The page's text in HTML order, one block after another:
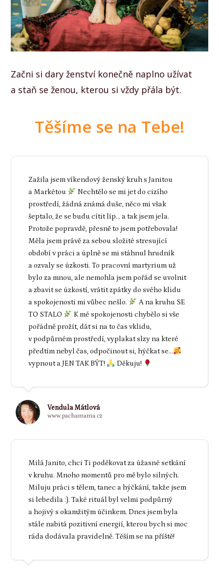
Začni si dary ženství konečně naplno užívat
a staň se ženou, kterou si vždy přála být.
Těšíme se na Tebe!
Zažila jsem víkendový ženský kruh s Janitou
a Markétou
Nechtělo se mi jet do cizího
prostředí, žádná známá duše, něco mi však
šeptalo, že se budu cítit líp... a tak jsem jela.
Protože popravdě, přesně to jsem potřebovala!
Měla jsem právě za sebou složité stresující
období v práci a úplně se mi stáhnul hrudník
a ozvaly se úzkosti. To pracovní martyrium už
bylo za mnou, ale nemohla jsem pořád se uvolnit
a zbavit se úzkostí, vrátit zpátky do svého klidu
a spokojenosti mi vůbec nešlo.
A na kruhu SE
TO STALO
K mé spokojenosti chybělo si vše
pořádně prožít, dát si na to čas vklidu,
v podpůrném prostředí, vyplakat slzy na které
předtím nebyl čas, odpočinout si, hýčkat se...
vypnout a JEN TAK BÝT!
Děkuju!
Vendula Mátlová
www.pachamama.cz
Milá Janito, chci Ti poděkovat za úžasné setkání
v kruhu. Mnoho momentů pro mě bylo silných.
Miluju práci s tělem, tanec a hýčkání, takže jsem
si lebedila :). Také rituál byl velmi podpůrný
a hojivý s okamžitým účinkem. Dnes jsem byla
stále nabitá pozitivní energií, kterou bych si moc
ráda dodávala pravidelně. Těším se na příště!